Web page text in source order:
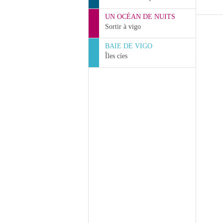
UN OCÉAN DE NUITS
Sortir à vigo
BAIE DE VIGO
Îles cíes